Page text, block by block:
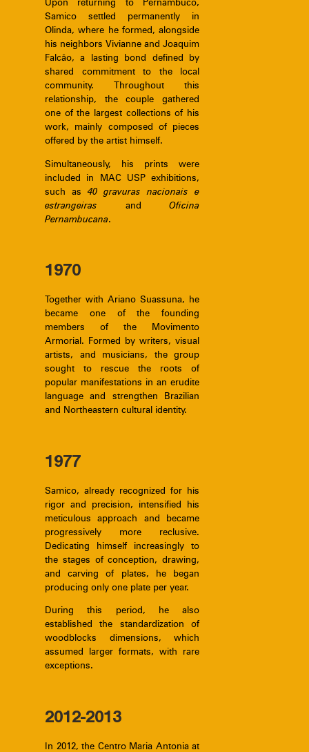
Upon returning to Pernambuco,
Samico settled permanently in
Olinda, where he formed, alongside
his neighbors Vivianne and Joaquim
Falcão, a lasting bond defined by
shared commitment to the local
community. Throughout this
relationship, the couple gathered
one of the largest collections of his
work, mainly composed of pieces
offered by the artist himself.
Simultaneously, his prints were
included in MAC USP exhibitions,
such as40 gravuras nacionais e
estrangeiras and Oficina
Pernambucana.
1970
Together with Ariano Suassuna, he
became one of the founding
members of the Movimento
Armorial. Formed by writers, visual
artists, and musicians, the group
sought to rescue the roots of
popular manifestations in an erudite
language and strengthen Brazilian
and Northeastern cultural identity.
1977
Samico, already recognized for his
rigor and precision, intensified his
meticulous approach and became
progressively more reclusive.
Dedicating himself increasingly to
the stages of conception, drawing,
and carving of plates, he began
producing only one plate per year.
During this period, he also
established the standardization of
woodblocks dimensions, which
assumed larger formats, with rare
exceptions.
2012-2013
In 2012, the Centro Maria Antonia at